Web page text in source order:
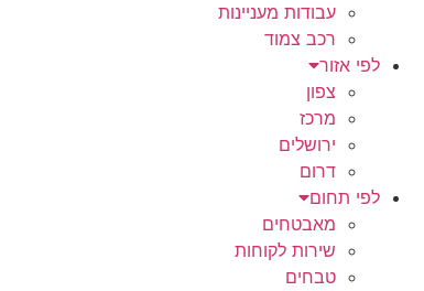
עבודות מעניינות
רכב צמוד
לפי אזור
צפון
מרכז
ירושלים
דרום
לפי תחום
מאבטחים
שירות לקוחות
טבחים